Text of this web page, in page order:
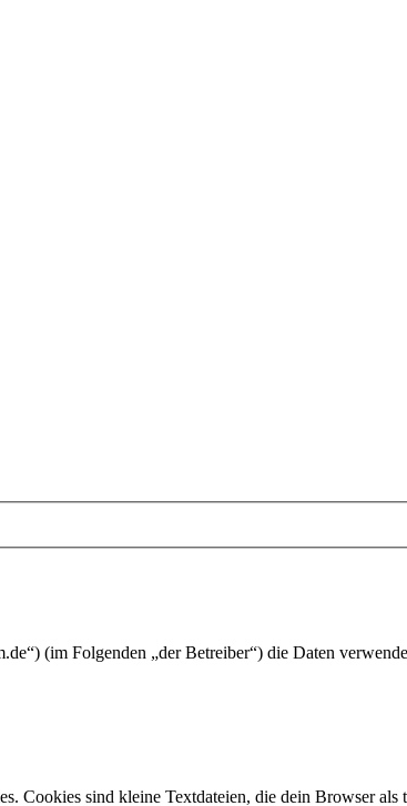
(im Folgenden „der Betreiber“) die Daten
Cookies sind kleine Textdateien, die dein Browser als